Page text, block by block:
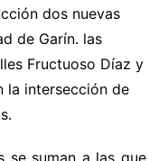
dos nuevas
de Garín. las
Fructuoso Díaz y
la intersección de